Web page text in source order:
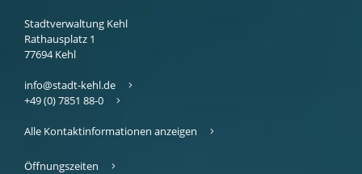
Stadtverwaltung Kehl
Rathausplatz 1
77694 Kehl
info@stadt-kehl.de
+49 (0) 7851 88-0
Alle Kontaktinformationen anzeigen
Öffnungszeiten